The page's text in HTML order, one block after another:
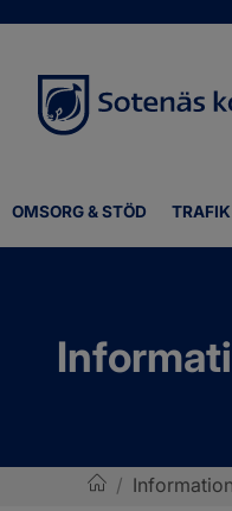
OMSORG & STÖD
/